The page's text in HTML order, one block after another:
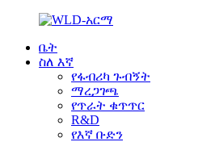
ቤት
ስለ እኛ
የፋብሪካ ጉብኝት
ማረጋገጫ
የጥራት ቁጥጥር
R&D
የእኛ ቡድን